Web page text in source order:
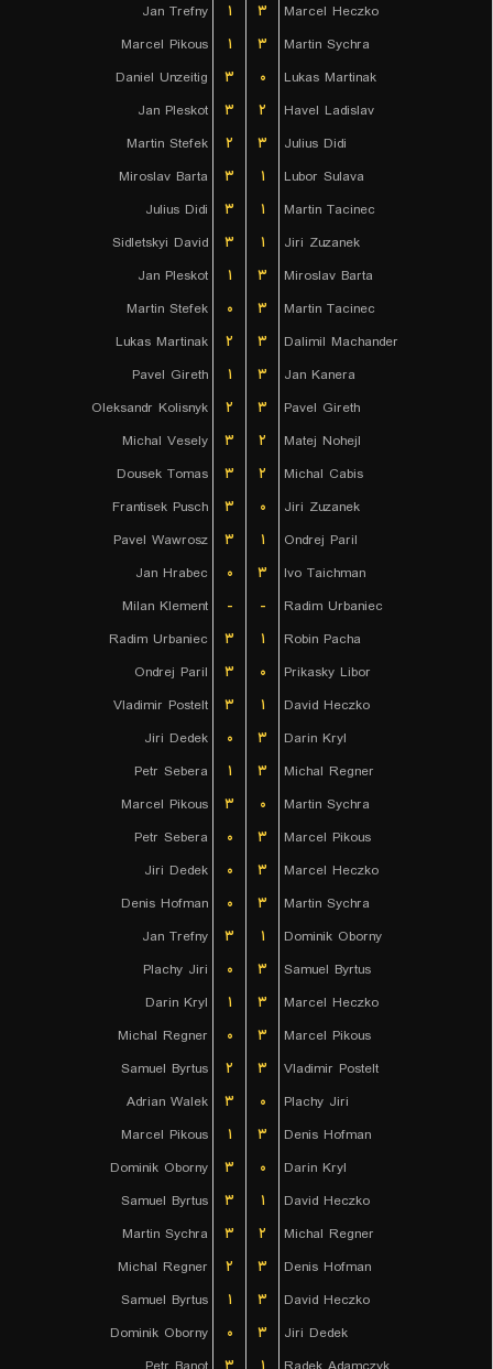
Jan Trefny
۱ ۳
Marcel Heczko
Marcel Pikous
۱ ۳
Martin Sychra
Daniel Unzeitig
۳ ۰
Lukas Martinak
Jan Pleskot
۳ ۲
Havel Ladislav
Martin Stefek
۲ ۳
Julius Didi
Miroslav Barta
۳ ۱
Lubor Sulava
Julius Didi
۳ ۱
Martin Tacinec
Sidletskyi David
۳ ۱
Jiri Zuzanek
Jan Pleskot
۱ ۳
Miroslav Barta
Martin Stefek
۰ ۳
Martin Tacinec
Lukas Martinak
۲ ۳
Dalimil Machander
Pavel Gireth
۱ ۳
Jan Kanera
Oleksandr Kolisnyk
۲ ۳
Pavel Gireth
Michal Vesely
۳ ۲
Matej Nohejl
Dousek Tomas
۳ ۲
Michal Cabis
Frantisek Pusch
۳ ۰
Jiri Zuzanek
Pavel Wawrosz
۳ ۱
Ondrej Paril
Jan Hrabec
۰ ۳
Ivo Taichman
Milan Klement
- -
Radim Urbaniec
Radim Urbaniec
۳ ۱
Robin Pacha
Ondrej Paril
۳ ۰
Prikasky Libor
Vladimir Postelt
۳ ۱
David Heczko
Jiri Dedek
۰ ۳
Darin Kryl
Petr Sebera
۱ ۳
Michal Regner
Marcel Pikous
۳ ۰
Martin Sychra
Petr Sebera
۰ ۳
Marcel Pikous
Jiri Dedek
۰ ۳
Marcel Heczko
Denis Hofman
۰ ۳
Martin Sychra
Jan Trefny
۳ ۱
Dominik Oborny
Plachy Jiri
۰ ۳
Samuel Byrtus
Darin Kryl
۱ ۳
Marcel Heczko
Michal Regner
۰ ۳
Marcel Pikous
Samuel Byrtus
۲ ۳
Vladimir Postelt
Adrian Walek
۳ ۰
Plachy Jiri
Marcel Pikous
۱ ۳
Denis Hofman
Dominik Oborny
۳ ۰
Darin Kryl
Samuel Byrtus
۳ ۱
David Heczko
Martin Sychra
۳ ۲
Michal Regner
Michal Regner
۲ ۳
Denis Hofman
Samuel Byrtus
۱ ۳
David Heczko
Dominik Oborny
۰ ۳
Jiri Dedek